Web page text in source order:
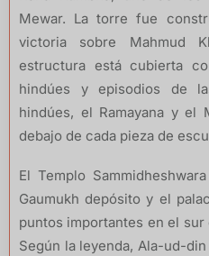
Mewar. La torre fue
victoria sobre Mahmud
estructura está cubierta
hindúes y episodios de
hindúes, el Ramayana y el
debajo de cada pieza de
El Templo
Gaumukh depósito y el
puntos importantes en el sur
Según la leyenda, Ala-ud-